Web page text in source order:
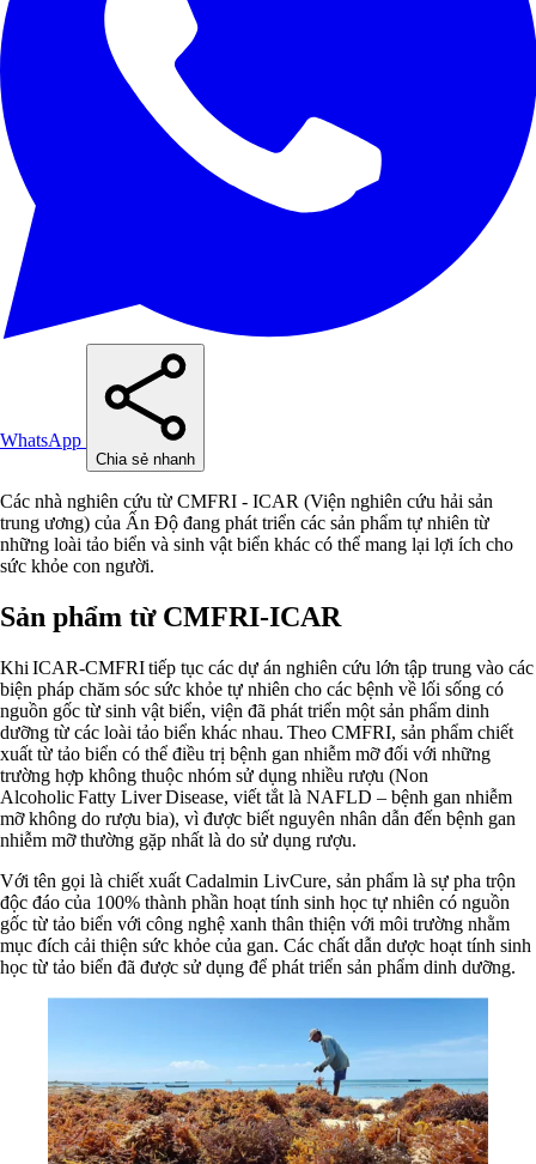
WhatsApp
Chia sẻ nhanh
Các nhà nghiên cứu từ CMFRI - ICAR (Viện nghiên cứu hải sản
trung ương) của Ấn Độ đang phát triển các sản phẩm tự nhiên từ
những loài tảo biển và sinh vật biển khác có thể mang lại lợi ích cho
sức khỏe con người.
Sản phẩm từ CMFRI-ICAR
Khi ICAR-CMFRI tiếp tục các dự án nghiên cứu lớn tập trung vào các
biện pháp chăm sóc sức khỏe tự nhiên cho các bệnh về lối sống có
nguồn gốc từ sinh vật biển, viện đã phát triển một sản phẩm dinh
dưỡng từ các loài tảo biển khác nhau. Theo CMFRI, sản phẩm chiết
xuất từ ​​tảo biển có thể điều trị bệnh gan nhiễm mỡ đối với những
trường hợp không thuộc nhóm sử dụng nhiều rượu (Non
Alcoholic Fatty Liver Disease, viết tắt là NAFLD – bệnh gan nhiễm
mỡ không do rượu bia), vì được biết nguyên nhân dẫn đến bệnh gan
nhiễm mỡ thường gặp nhất là do sử dụng rượu.
Với tên gọi là chiết xuất Cadalmin LivCure, sản phẩm là sự pha trộn
độc đáo của 100% thành phần hoạt tính sinh học tự nhiên có nguồn
gốc từ ​​tảo biển với công nghệ xanh thân thiện với môi trường nhằm
mục đích cải thiện sức khỏe của gan. Các chất dẫn dược hoạt tính sinh
học từ tảo biển đã được sử dụng để phát triển sản phẩm dinh dưỡng.